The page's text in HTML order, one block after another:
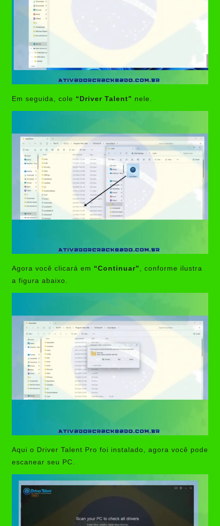
Em seguida, cole “Driver Talent” nele.
Agora você clicará em “Continuar”
, conforme ilustra
a figura abaixo.
Aqui o Driver Talent Pro foi instalado, agora você pode
escanear seu PC.